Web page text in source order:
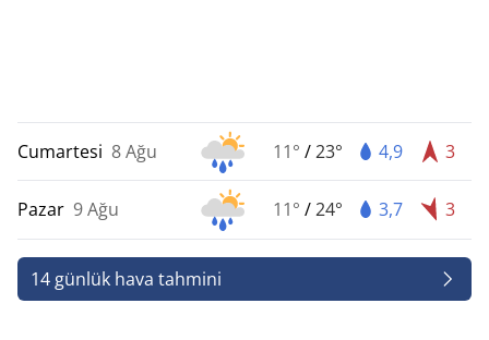
Cumartesi 8 Ağu 11° /23° 4,9 3
Pazar 9 Ağu 11° /24° 3,7 3
14 günlük hava tahmini